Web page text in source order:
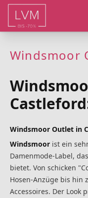
Windsmoor
Windsmoor Outlet in
Windsmoor ist ein
Damenmode-Label,
bietet. Von schicken
Hosen-Anzüge bis hin
Accessoires. Der Look